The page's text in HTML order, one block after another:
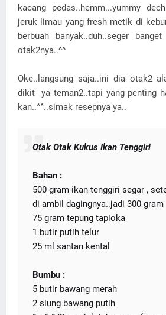
kacang pedas..hemm...yummy
jeruk limau yang fresh metik di
berbuah banyak..duh..seger
otak2nya..^^
Oke..langsung saja..ini dia otak2
dikit ya teman2..tapi yang penting
kan..^^..simak resepnya ya..
Otak Otak Kukus Ikan Tenggiri
Bahan :
500 gram ikan tenggiri segar ,
di ambil dagingnya..jadi 300 gram
75 gram tepung tapioka
1 butir putih telur
25 ml santan kental
Bumbu :
5 butir bawang merah
2 siung bawang putih